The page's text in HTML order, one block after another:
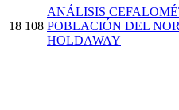
18 108
ANÁLISIS
POBLACIÓN DEL
HOLDAWAY